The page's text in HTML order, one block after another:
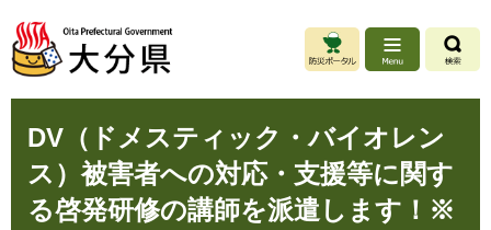
ジ
先
ュ
を
DV（ドメスティック・バイオレン
ス）被害者への対応・支援等に関す
る啓発研修の講師を派遣します！※